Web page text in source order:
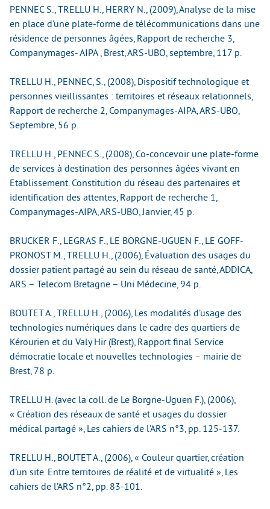
PENNEC S., TRELLU H., HERRY N., (2009), Analyse de la mise
en place d’une plate-forme de télécommunications dans une
résidence de personnes âgées, Rapport de recherche 3,
Companymages- AIPA , Brest, ARS-UBO, septembre, 117 p.
TRELLU H., PENNEC, S., (2008), Dispositif technologique et
personnes vieillissantes : territoires et réseaux relationnels,
Rapport de recherche 2, Companymages-AIPA, ARS-UBO,
Septembre, 56 p.
TRELLU H., PENNEC S., (2008), Co-concevoir une plate-forme
de services à destination des personnes âgées vivant en
Etablissement. Constitution du réseau des partenaires et
identification des attentes, Rapport de recherche 1,
Companymages-AIPA, ARS-UBO, Janvier, 45 p.
BRUCKER F., LEGRAS F., LE BORGNE-UGUEN F., LE GOFF-
PRONOST M., TRELLU H., (2006), Évaluation des usages du
dossier patient partagé au sein du réseau de santé, ADDICA,
ARS – Telecom Bretagne – Uni Médecine, 94 p.
BOUTET A., TRELLU H., (2006), Les modalités d’usage des
technologies numériques dans le cadre des quartiers de
Kérourien et du Valy Hir (Brest), Rapport final Service
démocratie locale et nouvelles technologies – mairie de
Brest, 78 p.
TRELLU H. (avec la coll. de Le Borgne-Uguen F.), (2006),
« Création des réseaux de santé et usages du dossier
médical partagé », Les cahiers de l’ARS n°3, pp. 125-137.
TRELLU H., BOUTET A., (2006), « Couleur quartier, création
d’un site. Entre territoires de réalité et de virtualité », Les
cahiers de l’ARS n°2, pp. 83-101.